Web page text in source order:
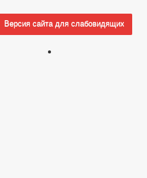
Версия сайта для слабовидящих